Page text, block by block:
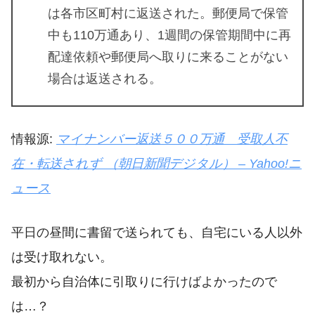
は各市区町村に返送された。郵便局で保管
中も110万通あり、1週間の保管期間中に再
配達依頼や郵便局へ取りに来ることがない
場合は返送される。
情報源: マイナンバー返送５００万通 受取人不
在・転送されず （朝日新聞デジタル） – Yahoo!ニ
ュース
平日の昼間に書留で送られても、自宅にいる人以外
は受け取れない。
最初から自治体に引取りに行けばよかったので
は…？